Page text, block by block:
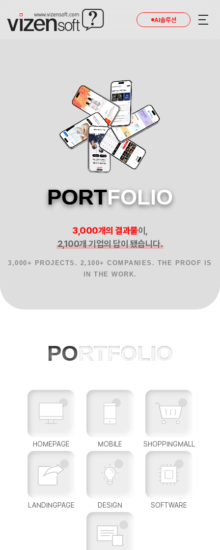
AI솔루션
PORTFOLIO
3,000개의 결과물이,
2,100개 기업의 답이 됐습니다.
3,000+ PROJECTS. 2,100+ COMPANIES. THE PROOF IS
IN THE WORK.
PORTFOLIO
HOMEPAGE MOBILE SHOPPINGMALL
LANDINGPAGE DESIGN SOFTWARE